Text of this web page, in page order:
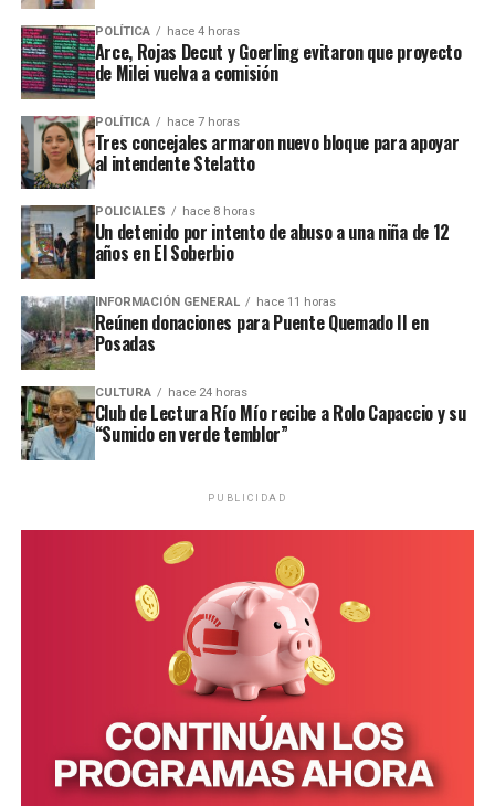
Su obra mantiene un estrecho vínculo con la historia, la
identidad y el paisaje cultural de Misiones. Además de
“Sumido en verde temblor”, publicó cuentos, relatos y
trabajos relacionados con la literatura y la memoria
regional, entre ellos “Aquí fue”, dedicado a los lugares
mencionados porHoracio Quiroga, y “Piedras en verde
silencio”, inspirado en la historia y el universo de San
Ignacio Miní.
parcelas incendiadas del país serán tratados mañana en
el Senado si es que hay quórum.
Asimismo, los artistas nucleados en Trabajadores
Autoconvocados de la Mesa de Cultura de Misiones
también convocaron a manifestarse mañana en Posadas,
en sintonía con lo que sucederá en Buenos Aires. La
manifestación arrancará en el mástil, a las 16.
POLÍTICA hace 4 horas
Arce, Rojas Decut y Goerling evitaron que proyecto
de Milei vuelva a comisión
POLÍTICA hace 7 horas
Tres concejales armaron nuevo bloque para apoyar
al intendente Stelatto
POLICIALES hace 8 horas
Un detenido por intento de abuso a una niña de 12
años en El Soberbio
INFORMACIÓN GENERAL hace 11 horas
Reúnen donaciones para Puente Quemado II en
Posadas
CULTURA hace 24 horas
Club de Lectura Río Mío recibe a Rolo Capaccio y su
“Sumido en verde temblor”
PUBLICIDAD